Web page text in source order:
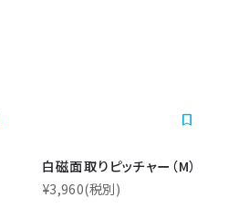
bookmark_border
白磁面取りピッチャー（M）
¥3,960(税別)